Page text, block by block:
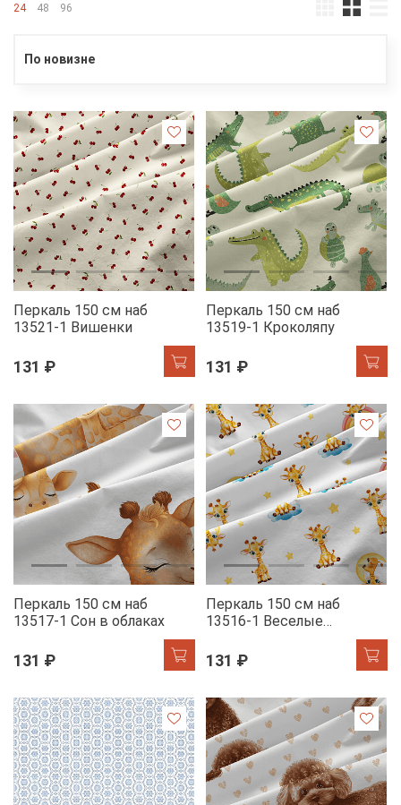
24 48 96
По новизне
Перкаль 150 см наб
13521-1 Вишенки
131 ₽
Перкаль 150 см наб
13519-1 Кроколяпу
131 ₽
Перкаль 150 см наб
13517-1 Сон в облаках
131 ₽
Перкаль 150 см наб
13516-1 Веселые
131 ₽